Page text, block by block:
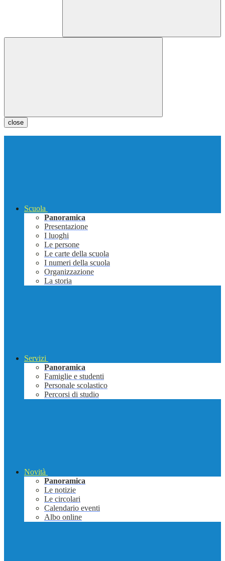
close
Scuola
Panoramica
Presentazione
I luoghi
Le persone
Le carte della scuola
I numeri della scuola
Organizzazione
La storia
Servizi
Panoramica
Famiglie e studenti
Personale scolastico
Percorsi di studio
Novità
Panoramica
Le notizie
Le circolari
Calendario eventi
Albo online